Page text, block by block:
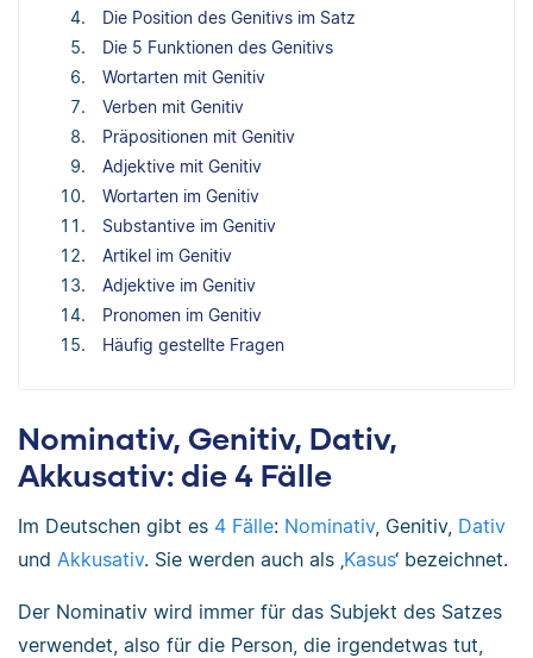
Die Position des Genitivs im Satz
Die 5 Funktionen des Genitivs
Wortarten mit Genitiv
Verben mit Genitiv
Präpositionen mit Genitiv
Adjektive mit Genitiv
Wortarten im Genitiv
Substantive im Genitiv
Artikel im Genitiv
Adjektive im Genitiv
Pronomen im Genitiv
Häufig gestellte Fragen
Nominativ, Genitiv, Dativ,
Akkusativ: die 4 Fälle
Im Deutschen gibt es 4 Fälle: Nominativ, Genitiv, Dativ
und Akkusativ. Sie werden auch als ‚Kasus‘ bezeichnet.
Der Nominativ wird immer für das Subjekt des Satzes
verwendet, also für die Person, die irgendetwas tut,